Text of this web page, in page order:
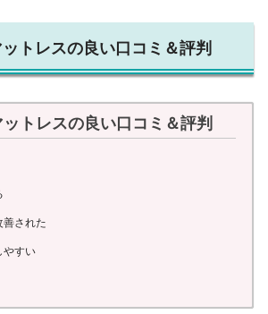
トレスの良い口コミ＆評判
トレスの良い口コミ＆評判
善された
やすい